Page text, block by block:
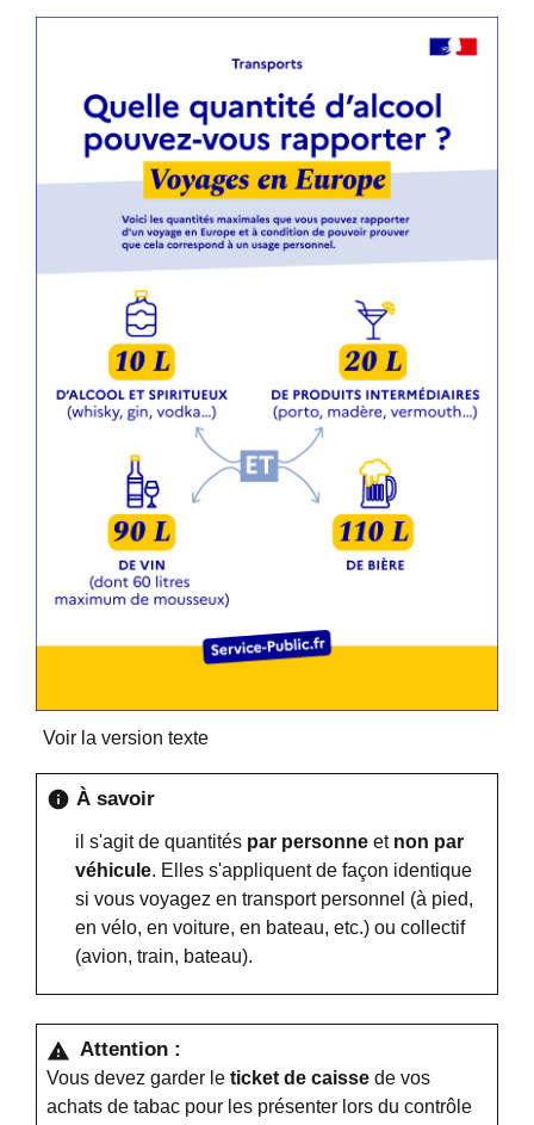
Voir la version texte
info À savoir
il s'agit de quantités par personne et non par
véhicule. Elles s'appliquent de façon identique
si vous voyagez en transport personnel (à pied,
en vélo, en voiture, en bateau, etc.) ou collectif
(avion, train, bateau).
warning Attention :
Vous devez garder le ticket de caisse de vos
achats de tabac pour les présenter lors du contrôle